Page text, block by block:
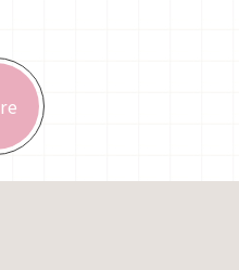
各式杯緣子，最近LINE與